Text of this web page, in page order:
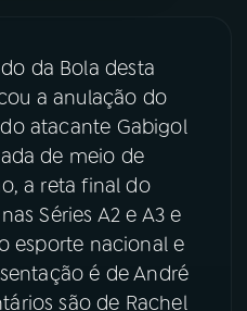
Facebook
X
da Bola desta
a anulação do
atacante Gabigol
de meio de
a reta final do
Séries A2 e A3 e
esporte nacional e
é de André
são de Rachel